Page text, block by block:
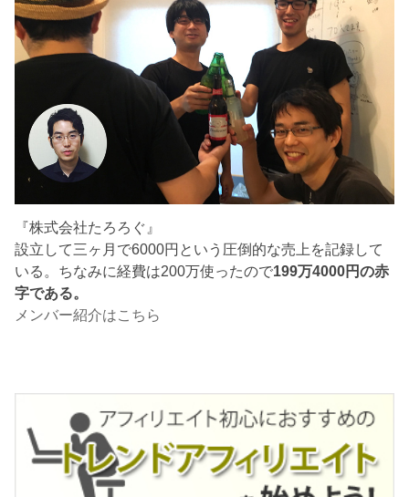
『株式会社たろろぐ』
設立して三ヶ月で6000円という圧倒的な売上を記録して
いる。ちなみに経費は200万使ったので199万4000円の赤
字である。
メンバー紹介はこちら